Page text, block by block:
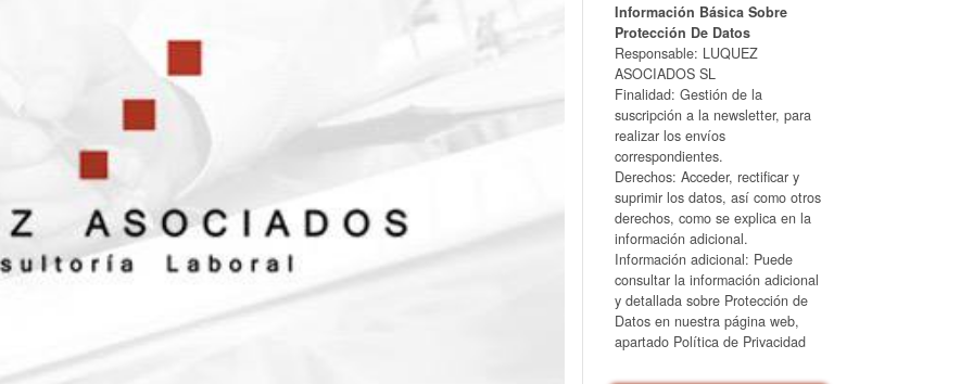
Información Básica Sobre
Protección De Datos
Responsable: LUQUEZ
ASOCIADOS SL
Finalidad: Gestión de la
suscripción a la newsletter, para
realizar los envíos
correspondientes.
Derechos: Acceder, rectificar y
suprimir los datos, así como otros
derechos, como se explica en la
información adicional.
Información adicional: Puede
consultar la información adicional
y detallada sobre Protección de
Datos en nuestra página web,
apartado Política de Privacidad